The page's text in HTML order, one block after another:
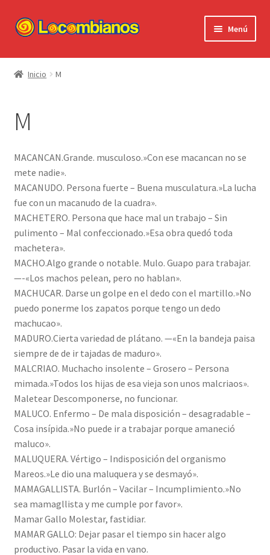
Ir
a
navegación
Ir
al
Menú
Locombianos
El Chuzo
Camisetas
Stickers
Ayuda al Cliente
Inicio M
M
MACANCAN.Grande. musculoso.»Con ese macancan no se
mete nadie».
MACANUDO. Persona fuerte – Buena musculatura.»La lucha
fue con un macanudo de la cuadra».
MACHETERO. Persona que hace mal un trabajo – Sin
pulimento – Mal confeccionado.»Esa obra quedó toda
machetera».
MACHO.Algo grande o notable. Mulo. Guapo para trabajar.
—-«Los machos pelean, pero no hablan».
MACHUCAR. Darse un golpe en el dedo con el martillo.»No
puedo ponerme los zapatos porque tengo un dedo
machucao».
MADURO.Cierta variedad de plátano. —«En la bandeja paisa
siempre de de ir tajadas de maduro».
MALCRIAO. Muchacho insolente – Grosero – Persona
mimada.»Todos los hijas de esa vieja son unos malcriaos».
Maletear Descomponerse, no funcionar.
MALUCO. Enfermo – De mala disposición – desagradable –
Cosa insípida.»No puede ir a trabajar porque amaneció
maluco».
MALUQUERA. Vértigo – Indisposición del organismo
Mareos.»Le dio una maluquera y se desmayó».
MAMAGALLISTA. Burlón – Vacilar – Incumplimiento.»No
sea mamagllista y me cumple por favor».
Mamar Gallo Molestar, fastidiar.
MAMAR GALLO: Dejar pasar el tiempo sin hacer algo
productivo. Pasar la vida en vano.